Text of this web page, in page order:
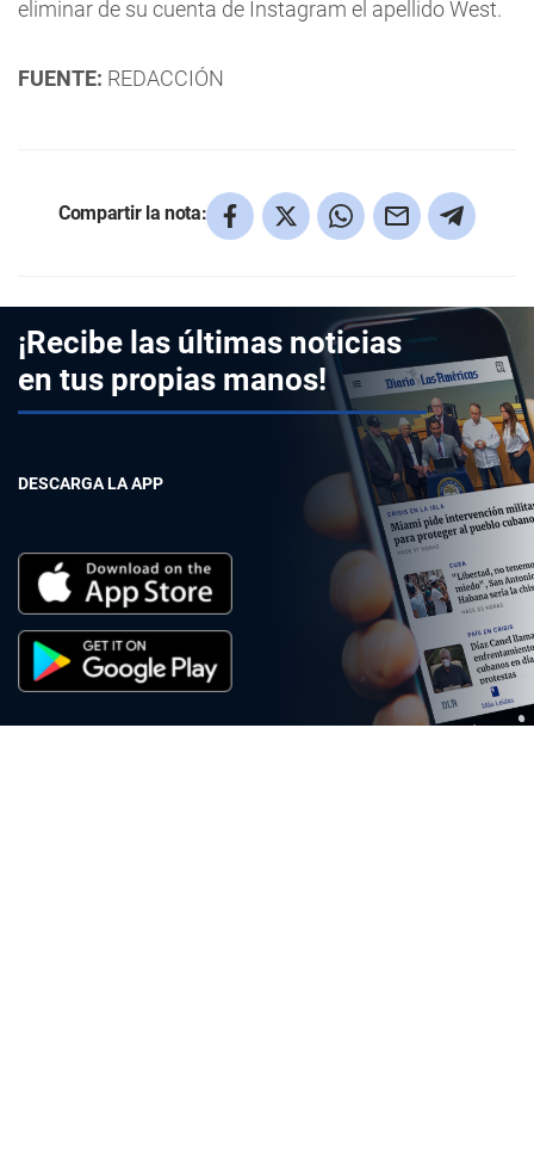
eliminar de su cuenta de Instagram el apellido West.
FUENTE: REDACCIÓN
Compartir la nota:
¡Recibe las últimas noticias
en tus propias manos!
DESCARGA LA APP